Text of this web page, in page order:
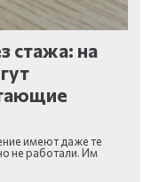
стажа: на
имеют даже те
не работали. Им